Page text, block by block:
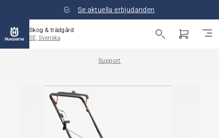
Se aktuella erbjudanden
Skog & trädgård
SE, Svenska
Support